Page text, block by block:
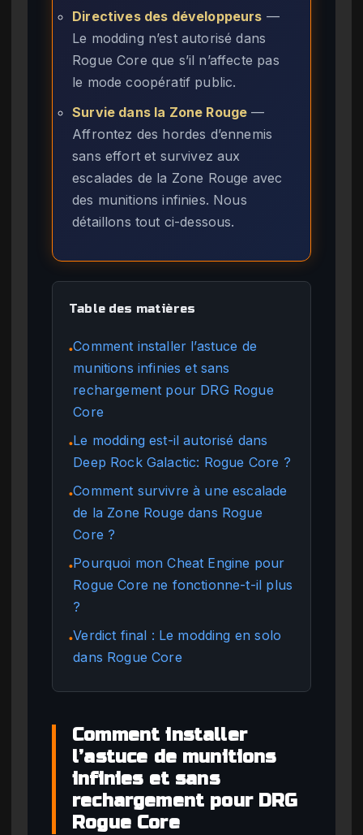
Directives des développeurs —
Le modding n’est autorisé dans
Rogue Core que s’il n’affecte pas
le mode coopératif public.
Survie dans la Zone Rouge —
Affrontez des hordes d’ennemis
sans effort et survivez aux
escalades de la Zone Rouge avec
des munitions infinies. Nous
détaillons tout ci-dessous.
Table des matières
●Comment installer l’astuce de
munitions infinies et sans
rechargement pour DRG Rogue
Core
●Le modding est-il autorisé dans
Deep Rock Galactic: Rogue Core ?
●Comment survivre à une escalade
de la Zone Rouge dans Rogue
Core ?
●Pourquoi mon Cheat Engine pour
Rogue Core ne fonctionne-t-il plus
?
●Verdict final : Le modding en solo
dans Rogue Core
Comment installer
l’astuce de munitions
infinies et sans
rechargement pour DRG
Rogue Core